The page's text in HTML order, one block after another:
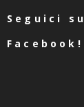
Seguici su
Facebook!